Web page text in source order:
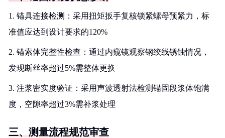
1. 锚具连接检测：采用扭矩扳手复核锁紧螺母预紧力，标
准值应达到设计要求的120%
2. 锚索体完整性检查：通过内窥镜观察钢绞线锈蚀情况，
发现断丝率超过5%需整体更换
3. 注浆密实度验证：采用声波透射法检测锚固段浆体饱满
度，空隙率超过3%需补浆处理
三、测量流程规范审查